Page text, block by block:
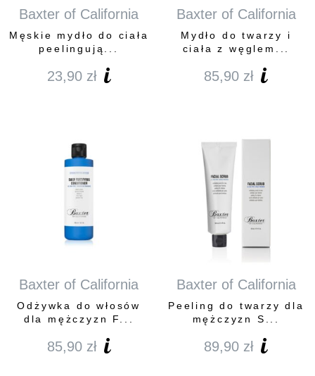
Baxter of California
Męskie mydło do ciała
peelingują...
23,90 zł
Baxter of California
Mydło do twarzy i
ciała z węglem...
85,90 zł
Baxter of California
Odżywka do włosów
dla mężczyzn F...
85,90 zł
Baxter of California
Peeling do twarzy dla
mężczyzn S...
89,90 zł